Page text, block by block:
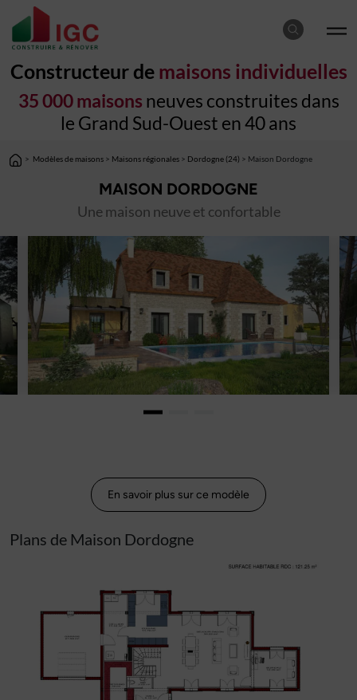
Constructeur de maisons individuelles
35 000 maisons neuves construites dans
le Grand Sud-Ouest en 40 ans
> Modèles de maisons > Maisons régionales > Dordogne (24) > Maison Dordogne
MAISON DORDOGNE
Une maison neuve et confortable
En savoir plus sur ce modèle
Plans de Maison Dordogne